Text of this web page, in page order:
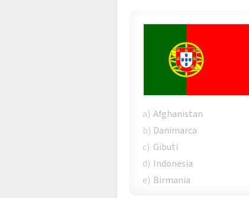
a) Afghanistan
b) Danimarca
c) Gibuti
d) Indonesia
e) Birmania